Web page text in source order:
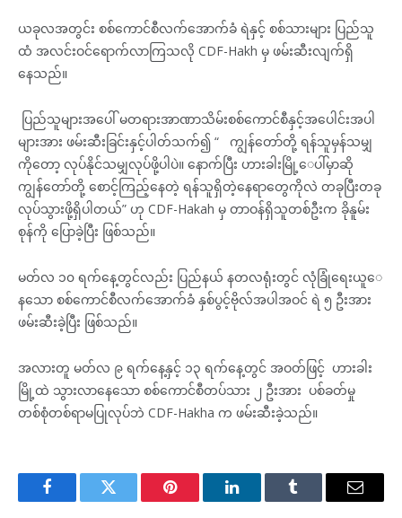
ယခုလအတွင်း စစ်ကောင်စီလက်အောက်ခံ ရဲနှင့် စစ်သားများ ပြည်သူ
ထံ အလင်းဝင်ရောက်လာကြသလို CDF-Hakh မှ ဖမ်းဆီးလျက်ရှိ
နေသည်။
ပြည်သူများအပေါ် မတရားအာဏာသိမ်းစစ်ကောင်စီနှင့်အပေါင်းအပါ
များအား ဖမ်းဆီးခြင်းနှင့်ပါတ်သက်၍ “ ကျွန်တော်တို့ ရန်သူမှန်သမျှ
ကိုတော့ လုပ်နိုင်သမျှလုပ်ဖို့ပါပဲ။ နောက်ပြီး ဟားခါးမြို့‌ေပါ်မှာဆို
ကျွန်တော်တို့ စောင့်ကြည့်နေတဲ့ ရန်သူရှိတဲ့နေရာတွေကိုလဲ တခုပြီးတခု
လုပ်သွားဖို့ရှိပါတယ်” ဟု CDF-Hakah မှ တာဝန်ရှိသူတစ်ဦးက ခိုနူမ်း
စုန်ကို ပြောခဲ့ပြီး ဖြစ်သည်။
မတ်လ ၁၀ ရက်နေ့တွင်လည်း ပြည်နယ် နတလရုံးတွင် လုံခြုံရေးယူ‌ေ
နသော စစ်ကောင်စီလက်အောက်ခံ နှစ်ပွင့်ဗိုလ်အပါအဝင် ရဲ ၅ ဦးအား
ဖမ်းဆီးခဲ့ပြီး ဖြစ်သည်။
အလားတူ မတ်လ ၉ ရက်နေ့နှင့် ၁၃ ရက်နေ့တွင် အဝတ်ဖြင့် ဟားခါး
မြို့ထဲ သွားလာနေသော စစ်ကောင်စီတပ်သား ၂ ဦးအား ပစ်ခတ်မှု
တစ်စုံတစ်ရာမပြုလုပ်ဘဲ CDF-Hakha က ဖမ်းဆီးခဲ့သည်။
FacebookTwitter Pinterest LinkedInTumblr Email